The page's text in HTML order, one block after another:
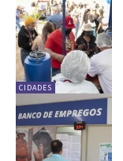
CIDADES